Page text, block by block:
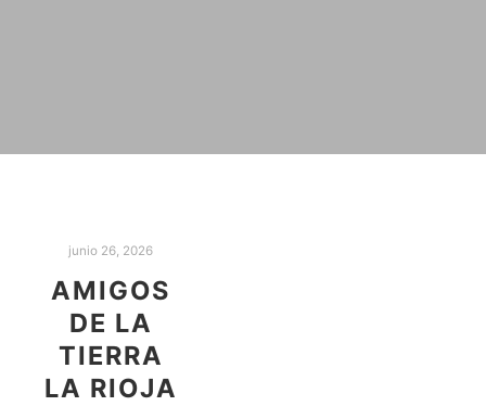
junio 26, 2026
AMIGOS
DE LA
TIERRA
LA RIOJA